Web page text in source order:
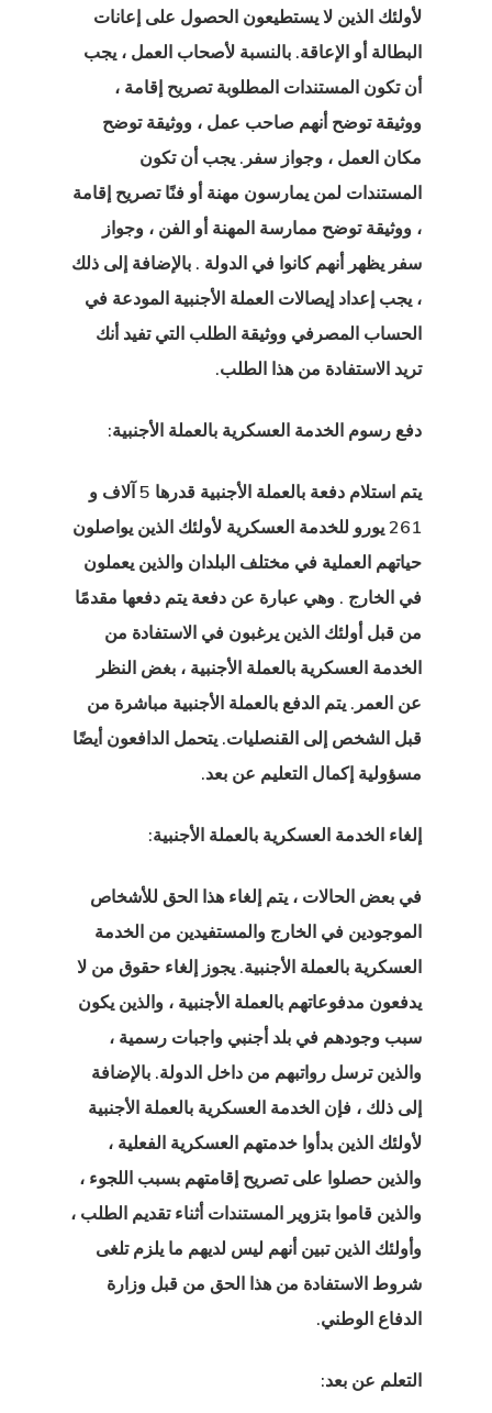
لأولئك الذين لا يستطيعون الحصول على إعانات
البطالة أو الإعاقة. بالنسبة لأصحاب العمل ، يجب
أن تكون المستندات المطلوبة تصريح إقامة ،
ووثيقة توضح أنهم صاحب عمل ، ووثيقة توضح
مكان العمل ، وجواز سفر. يجب أن تكون
المستندات لمن يمارسون مهنة أو فنًا تصريح إقامة
، ووثيقة توضح ممارسة المهنة أو الفن ، وجواز
سفر يظهر أنهم كانوا في الدولة . بالإضافة إلى ذلك
، يجب إعداد إيصالات العملة الأجنبية المودعة في
الحساب المصرفي ووثيقة الطلب التي تفيد أنك
تريد الاستفادة من هذا الطلب.
دفع رسوم الخدمة العسكرية بالعملة الأجنبية:
يتم استلام دفعة بالعملة الأجنبية قدرها 5 آلاف و
261 يورو
للخدمة العسكرية لأولئك الذين يواصلون
حياتهم العملية في مختلف البلدان والذين يعملون
في الخارج . وهي عبارة عن دفعة يتم دفعها مقدمًا
من قبل أولئك الذين يرغبون في الاستفادة من
الخدمة العسكرية بالعملة الأجنبية ، بغض النظر
عن العمر. يتم الدفع بالعملة الأجنبية مباشرة من
قبل الشخص إلى القنصليات. يتحمل الدافعون أيضًا
مسؤولية إكمال التعليم عن بعد.
إلغاء الخدمة العسكرية بالعملة الأجنبية:
في بعض الحالات ، يتم إلغاء هذا الحق للأشخاص
الموجودين في الخارج والمستفيدين من الخدمة
العسكرية بالعملة الأجنبية. يجوز إلغاء حقوق من لا
يدفعون مدفوعاتهم بالعملة الأجنبية ، والذين يكون
سبب وجودهم في بلد أجنبي واجبات رسمية ،
والذين ترسل رواتبهم من داخل الدولة. بالإضافة
إلى ذلك ، فإن الخدمة العسكرية بالعملة الأجنبية
لأولئك الذين بدأوا خدمتهم العسكرية الفعلية ،
والذين حصلوا على تصريح إقامتهم بسبب اللجوء ،
والذين قاموا بتزوير المستندات أثناء تقديم الطلب ،
وأولئك الذين تبين أنهم ليس لديهم ما يلزم تلغى
شروط الاستفادة من هذا الحق من قبل وزارة
الدفاع الوطني.
التعلم عن بعد:
استشارية
استشارية
وتصريح
في الاتحاد
العامة لحماية
الإخبارية
المستثمر
في إستونيا
تأشيرة بدء
في فنلندا
تأشيرة بدء
في لاتفيا
العميل
المملكة
للمبتكرين
الناشئة